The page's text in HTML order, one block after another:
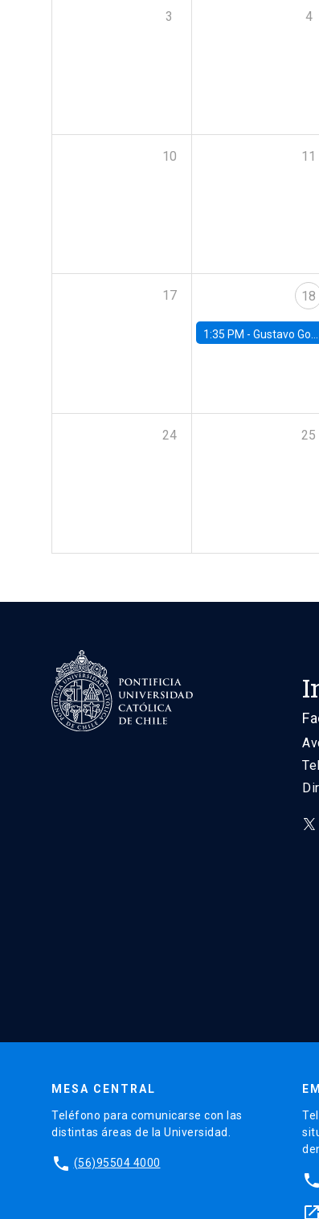
3 4
10 11
17 18
1:35 PM - Gustavo González, Banco Central de Chile
24 25
MESA CENTRAL
Teléfono para comunicarse con las
distintas áreas de la Universidad.
phone (56)95504 4000
phone
launch